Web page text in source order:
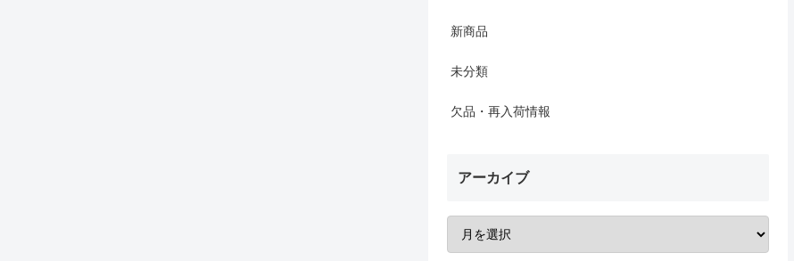
新商品
未分類
欠品・再入荷情報
アーカイブ